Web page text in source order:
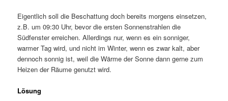
Eigentlich soll die Beschattung doch bereits morgens einsetzen,
z.B. um 09:30 Uhr, bevor die ersten Sonnenstrahlen die
Südfenster erreichen. Allerdings nur, wenn es ein sonniger,
warmer Tag wird, und nicht im Winter, wenn es zwar kalt, aber
dennoch sonnig ist, weil die Wärme der Sonne dann gerne zum
Heizen der Räume genutzt wird.
Lösung